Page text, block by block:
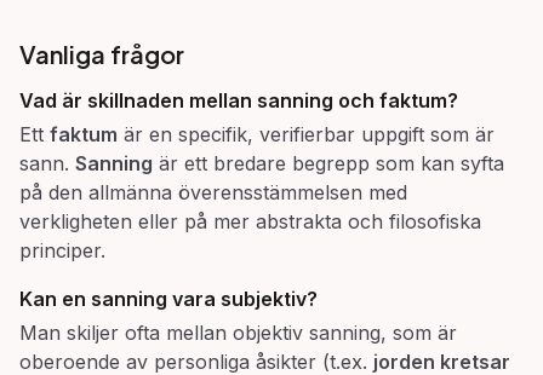
Vanliga frågor
Vad är skillnaden mellan sanning och faktum?
Ett faktum är en specifik, verifierbar uppgift som är
sann. Sanning är ett bredare begrepp som kan syfta
på den allmänna överensstämmelsen med
verkligheten eller på mer abstrakta och filosofiska
principer.
Kan en sanning vara subjektiv?
Man skiljer ofta mellan objektiv sanning, som är
oberoende av personliga åsikter (t.ex. jorden kretsar